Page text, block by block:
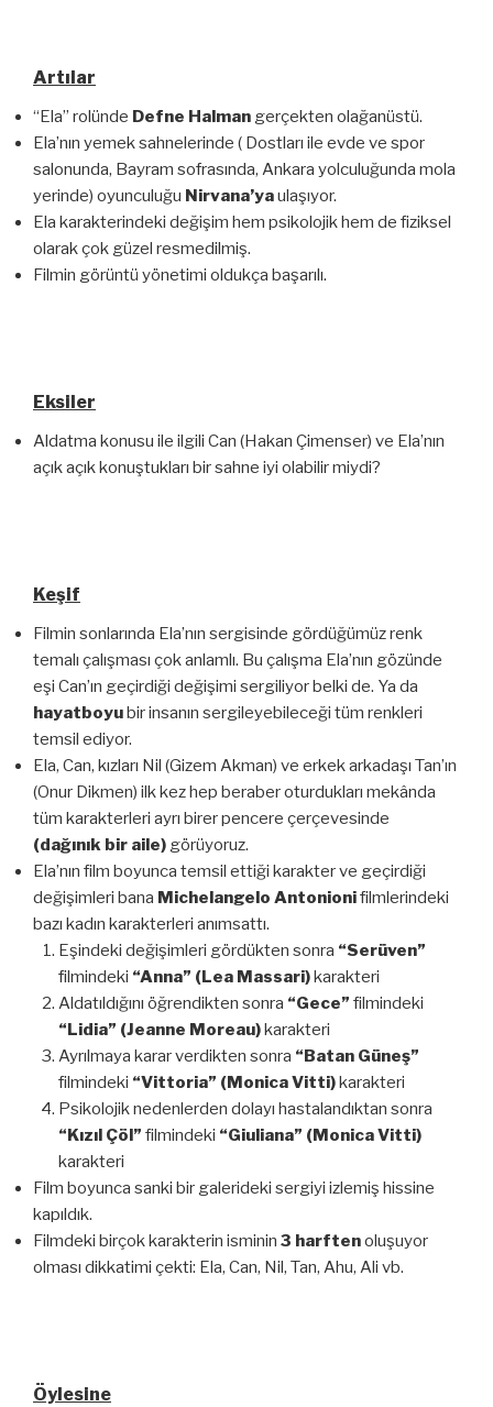
Artılar
“Ela” rolünde Defne Halman gerçekten olağanüstü.
Ela’nın yemek sahnelerinde ( Dostları ile evde ve spor
salonunda, Bayram sofrasında, Ankara yolculuğunda mola
yerinde) oyunculuğu Nirvana’yaulaşıyor.
Ela karakterindeki değişim hem psikolojik hem de fiziksel
olarak çok güzel resmedilmiş.
Filmin görüntü yönetimi oldukça başarılı.
Eksiler
Aldatma konusu ile ilgili Can (Hakan Çimenser) ve Ela’nın
açık açık konuştukları bir sahne iyi olabilir miydi?
Keşif
Filmin sonlarında Ela’nın sergisinde gördüğümüz renk
temalı çalışması çok anlamlı. Bu çalışma Ela’nın gözünde
eşi Can’ın geçirdiği değişimi sergiliyor belki de. Ya da
hayatboyu bir insanın sergileyebileceği tüm renkleri
temsil ediyor.
Ela, Can, kızları Nil (Gizem Akman) ve erkek arkadaşı Tan’ın
(Onur Dikmen) ilk kez hep beraber oturdukları mekânda
tüm karakterleri ayrı birer pencere çerçevesinde
(dağınık bir aile) görüyoruz.
Ela’nın film boyunca temsil ettiği karakter ve geçirdiği
değişimleri bana Michelangelo Antonionifilmlerindeki
bazı kadın karakterleri anımsattı.
Eşindeki değişimleri gördükten sonra “Serüven”
filmindeki “Anna” (Lea Massari)karakteri
Aldatıldığını öğrendikten sonra “Gece” filmindeki
“Lidia” (Jeanne Moreau)karakteri
Ayrılmaya karar verdikten sonra “Batan Güneş”
filmindeki “Vittoria” (Monica Vitti)karakteri
Psikolojik nedenlerden dolayı hastalandıktan sonra
“Kızıl Çöl” filmindeki “Giuliana” (Monica Vitti)
karakteri
Film boyunca sanki bir galerideki sergiyi izlemiş hissine
kapıldık.
Filmdeki birçok karakterin isminin 3 harftenoluşuyor
olması dikkatimi çekti: Ela, Can, Nil, Tan, Ahu, Ali vb.
Öylesine